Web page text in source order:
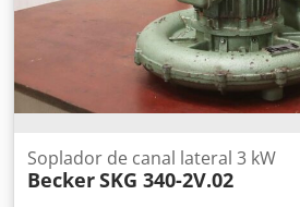
Soplador de canal lateral 3 kW
BeckerSKG 340-2V.02